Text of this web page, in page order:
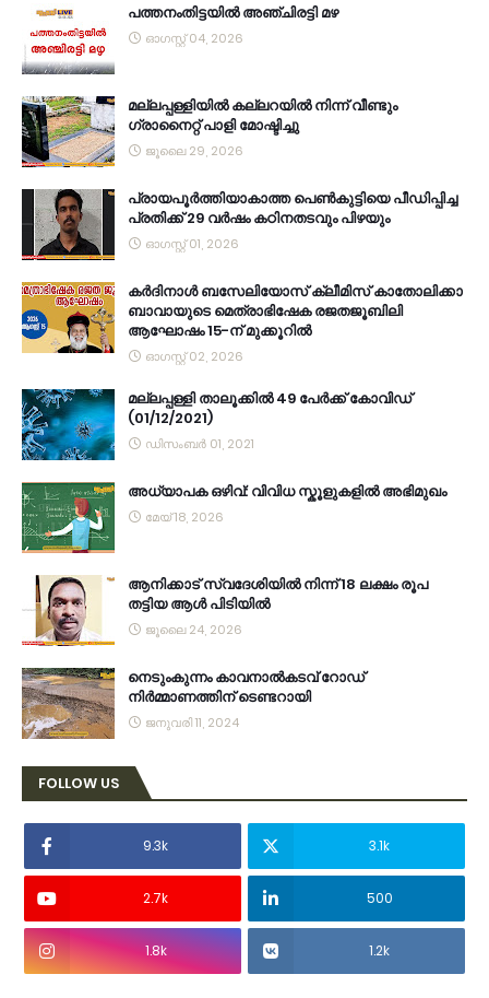
പത്തനംതിട്ടയിൽ അഞ്ചിരട്ടി മഴ
ഓഗസ്റ്റ് 04, 2026
മല്ലപ്പള്ളിയിൽ കല്ലറയിൽ നിന്ന് വീണ്ടും
ഗ്രാനൈറ്റ് പാളി മോഷ്ടിച്ചു
ജൂലൈ 29, 2026
പ്രായപൂർത്തിയാകാത്ത പെൺകുട്ടിയെ പീഡിപ്പിച്ച
പ്രതിക്ക് 29 വർഷം കഠിനതടവും പിഴയും
ഓഗസ്റ്റ് 01, 2026
കര്‍ദിനാള്‍ ബസേലിയോസ് ക്ലീമിസ് കാതോലിക്കാ
ബാവായുടെ മെത്രാഭിഷേക രജതജൂബിലി
ആഘോഷം 15-ന് മുക്കൂറില്‍
ഓഗസ്റ്റ് 02, 2026
മല്ലപ്പള്ളി താലൂക്കിൽ 49 പേർക്ക് കോവിഡ്
(01/12/2021)
ഡിസംബർ 01, 2021
അധ്യാപക ഒഴിവ്: വിവിധ സ്കൂളുകളിൽ അഭിമുഖം
മേയ് 18, 2026
ആനിക്കാട് സ്വദേശിയിൽ നിന്ന് 18 ലക്ഷം രൂപ
തട്ടിയ ആൾ പിടിയിൽ
ജൂലൈ 24, 2026
നെടുംകുന്നം കാവനാല്‍കടവ് റോഡ്
നിര്‍മ്മാണത്തിന് ടെണ്ടറായി
ജനുവരി 11, 2024
FOLLOW US
9.3k 3.1k
2.7k 500
1.8k 1.2k